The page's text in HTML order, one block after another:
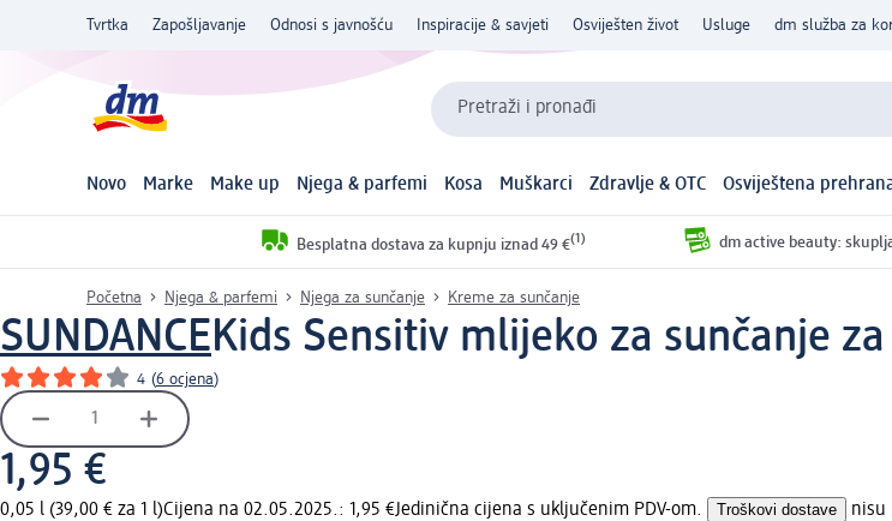
Tvrtka Zapošljavanje Odnosi s javnošću Inspiracije & savjeti Osviješten život Usluge dm služba za
Pretraži i pronađi
Novo Marke Make up Njega & parfemi Kosa Muškarci Zdravlje & OTC Osviještena
Besplatna dostava za kupnju iznad 49 €(1) dm active beauty:
Početna Njega & parfemi Njega za sunčanje Kreme za sunčanje
SUNDANCEKids Sensitiv mlijeko za sunčanje
4 (6 ocjena)
1,95 €
0,05 l (39,00 € za 1 l)Cijena na 02.05.2025.: 1,95 €Jedinična cijena s uključenim PDV-om. Troškovi dostave nisu